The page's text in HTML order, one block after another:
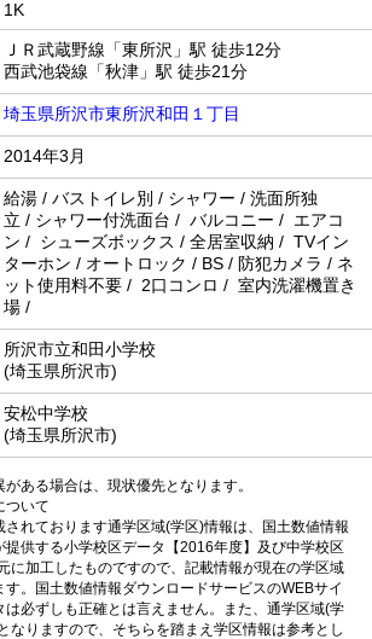
1K
ＪＲ武蔵野線「東所沢」駅 徒歩12分
西武池袋線「秋津」駅 徒歩21分
埼玉県所沢市東所沢和田１丁目
2014年3月
給湯 / バストイレ別 / シャワー / 洗面所独
立 / シャワー付洗面台 / バルコニー / エアコ
ン / シューズボックス / 全居室収納 / TVイン
ターホン / オートロック / BS / 防犯カメラ / ネ
ット使用料不要 / 2口コンロ / 室内洗濯機置き
場 /
所沢市立和田小学校
(埼玉県所沢市)
安松中学校
(埼玉県所沢市)
ある場合は、現状優先となります。
ついて
されております通学区域(学区)情報は、国土数値情報
提供する小学校区データ【2016年度】及び中学校区
に加工したものですので、記載情報が現在の学区域
す。国土数値情報ダウンロードサービスのWEBサイ
は必ずしも正確とは言えません。また、通学区域(学
なりますので、そちらを踏まえ学区情報は参考とし